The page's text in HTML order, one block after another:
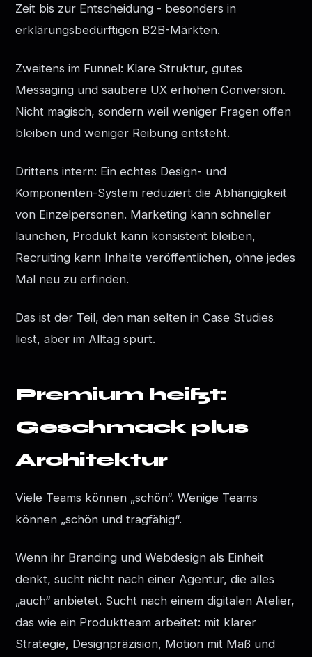
Zeit bis zur Entscheidung - besonders in
erklärungsbedürftigen B2B-Märkten.
Zweitens im Funnel: Klare Struktur, gutes
Messaging und saubere UX erhöhen Conversion.
Nicht magisch, sondern weil weniger Fragen offen
bleiben und weniger Reibung entsteht.
Drittens intern: Ein echtes Design- und
Komponenten-System reduziert die Abhängigkeit
von Einzelpersonen. Marketing kann schneller
launchen, Produkt kann konsistent bleiben,
Recruiting kann Inhalte veröffentlichen, ohne jedes
Mal neu zu erfinden.
Das ist der Teil, den man selten in Case Studies
liest, aber im Alltag spürt.
Premium heißt:
Geschmack plus
Architektur
Viele Teams können „schön“. Wenige Teams
können „schön und tragfähig“.
Wenn ihr Branding und Webdesign als Einheit
denkt, sucht nicht nach einer Agentur, die alles
„auch“ anbietet. Sucht nach einem digitalen Atelier,
das wie ein Produktteam arbeitet: mit klarer
Strategie, Designpräzision, Motion mit Maß und